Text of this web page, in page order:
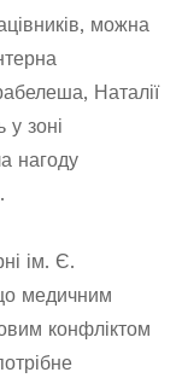
можна
Наталії
у зоні
нагоду
ім. Є.
медичним
конфліктом